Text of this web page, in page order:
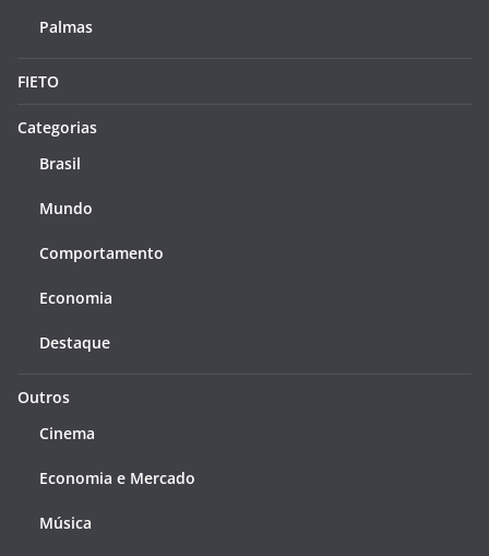
Palmas
FIETO
Categorias
Brasil
Mundo
Comportamento
Economia
Destaque
Outros
Cinema
Economia e Mercado
Música